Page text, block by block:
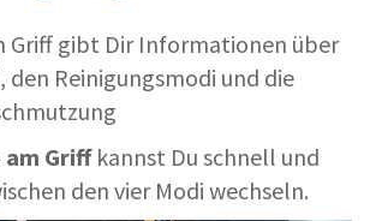
Griff gibt Dir Informationen über
den Reinigungsmodi und die
am Griff kannst Du schnell und
den vier Modi wechseln.